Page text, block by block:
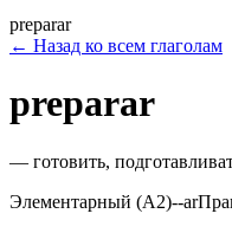
preparar
← Назад ко всем глаголам
preparar
— готовить,
Элементарный (A2)--ar